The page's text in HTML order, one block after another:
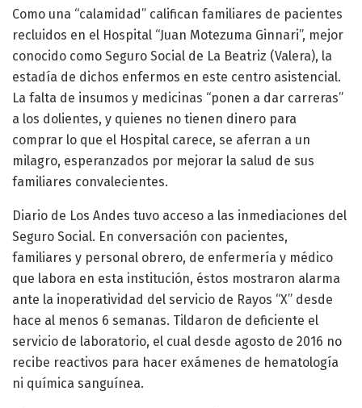
Como una “calamidad” califican familiares de pacientes
recluidos en el Hospital “Juan Motezuma Ginnari”, mejor
conocido como Seguro Social de La Beatriz (Valera), la
estadía de dichos enfermos en este centro asistencial.
La falta de insumos y medicinas “ponen a dar carreras”
a los dolientes, y quienes no tienen dinero para
comprar lo que el Hospital carece, se aferran a un
milagro, esperanzados por mejorar la salud de sus
familiares convalecientes.
Diario de Los Andes tuvo acceso a las inmediaciones del
Seguro Social. En conversación con pacientes,
familiares y personal obrero, de enfermería y médico
que labora en esta institución, éstos mostraron alarma
ante la inoperatividad del servicio de Rayos “X” desde
hace al menos 6 semanas. Tildaron de deficiente el
servicio de laboratorio, el cual desde agosto de 2016 no
recibe reactivos para hacer exámenes de hematología
ni química sanguínea.